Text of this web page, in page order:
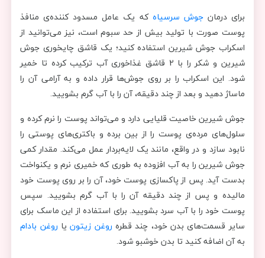
برای درمانجوش سرسیاه که یک عامل مسدود کننده‌ی منافذ
پوست صورت با تولید بیش از حد سبوم است، نیز می‌توانید از
اسکراب جوش شیرین استفاده کنید؛ یک قاشق چایخوری جوش
شیرین و شکر را با 2 قاشق غذاخوری آب ترکیب کرده تا خمیر
شود. این اسکراب را بر روی جوش‌ها قرار داده و به آرامی آن را
ماساژ دهید و بعد از چند دقیقه، آن را با آب گرم بشویید.
جوش شیرین خاصیت قلیایی دارد و می‌تواند پوست را نرم کرده و
سلول‌های مرده‌ی پوست را از بین برده و باکتری‌های پوستی را
نابود سازد و در واقع، مانند یک لایه‌بردار عمل می‌کند. مقدار کمی
جوش شیرین را به آب افزوده به طوری که خمیری نرم و یکنواخت
بدست آید. پس از پاکسازی پوست خود، آن را بر روی پوست خود
مالیده و پس از چند دقیقه آن را با آب گرم بشویید. سپس
پوست خود را با آب سرد بشویید. برای استفاده از این ماسک برای
سایر قسمت‌های بدن خود، چند قطره روغن زیتونیا روغن بادام
به آن اضافه کنید تا بدن خوشبو شود.